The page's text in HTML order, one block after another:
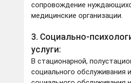
сопровождение
медицинские организации.
3. Социально-
услуги:
В стационарной,
социального обслуживания